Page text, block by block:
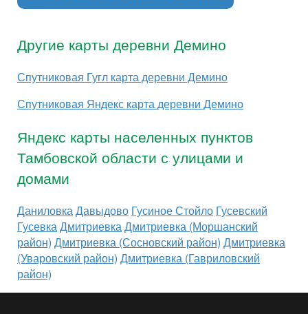
Другие карты деревни Демино
Спутниковая Гугл карта деревни Демино
Спутниковая Яндекс карта деревни Демино
Яндекс карты населенных пунктов
Тамбовской области с улицами и
домами
Даниловка Давыдово Гусиное Стойло Гусевский
Гусевка Дмитриевка Дмитриевка (Моршанский
район) Дмитриевка (Сосновский район) Дмитриевка
(Уваровский район) Дмитриевка (Гавриловский
район)